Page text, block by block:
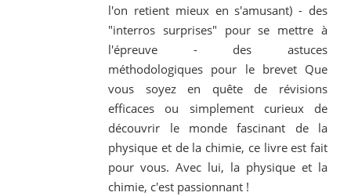
l'on retient mieux en s'amusant) - des
"interros surprises" pour se mettre à
l'épreuve - des astuces
méthodologiques pour le brevet Que
vous soyez en quête de révisions
efficaces ou simplement curieux de
découvrir le monde fascinant de la
physique et de la chimie, ce livre est fait
pour vous. Avec lui, la physique et la
chimie, c'est passionnant !